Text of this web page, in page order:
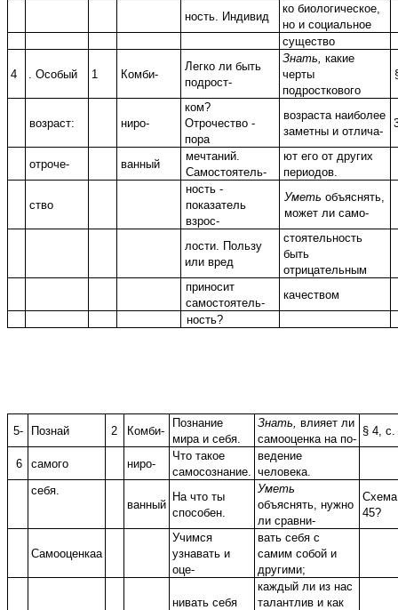
ность. Индивид
ко биологическое,
но и социальное
существо
4 . Особый 1 Комби-
Легко ли быть
подрост-
Знать, какие
черты
подросткового
возраст: ниро-
ком?
Отрочество -
пора
возраста наиболее
заметны и отлича-
отроче- ванный
мечтаний.
Самостоятель-
ют его от других
периодов.
ство
ность -
показатель
взрос-
Уметь объяснять,
может ли само-
лости. Пользу
или вред
стоятельность
быть
отрицательным
приносит
самостоятель-
качеством
ность?
5- Познай 2 Комби-
Познание
мира и себя.
Знать, влияет ли
самооценка на по-
§ 4, с.
6 самого ниро-
Что такое
самосознание.
ведение
человека.
себя.
ванный
На что ты
способен.
Уметь
объяснять, нужно
ли сравни-
45?
Самооценкаа
Учимся
узнавать и
оце-
вать себя с
самим собой и
другими;
нивать себя
каждый ли из нас
талантлив и как